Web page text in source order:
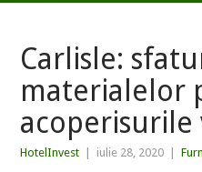
Carlisle:
materialelor
acoperisurile
HotelInvest iulie 28, 2020